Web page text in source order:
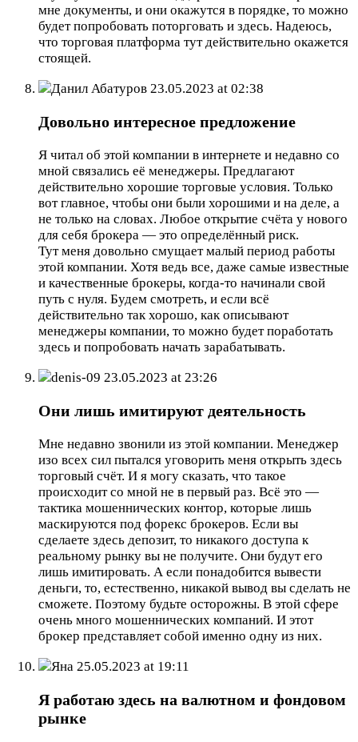
мне документы, и они окажутся в порядке, то можно
будет попробовать поторговать и здесь. Надеюсь,
что торговая платформа тут действительно окажется
стоящей.
Данил Абатуров 23.05.2023 at 02:38
Довольно интересное предложение
Я читал об этой компании в интернете и недавно со
мной связались её менеджеры. Предлагают
действительно хорошие торговые условия. Только
вот главное, чтобы они были хорошими и на деле, а
не только на словах. Любое открытие счёта у нового
для себя брокера — это определённый риск.
Тут меня довольно смущает малый период работы
этой компании. Хотя ведь все, даже самые известные
и качественные брокеры, когда-то начинали свой
путь с нуля. Будем смотреть, и если всё
действительно так хорошо, как описывают
менеджеры компании, то можно будет поработать
здесь и попробовать начать зарабатывать.
denis-09 23.05.2023 at 23:26
Они лишь имитируют деятельность
Мне недавно звонили из этой компании. Менеджер
изо всех сил пытался уговорить меня открыть здесь
торговый счёт. И я могу сказать, что такое
происходит со мной не в первый раз. Всё это —
тактика мошеннических контор, которые лишь
маскируются под форекс брокеров. Если вы
сделаете здесь депозит, то никакого доступа к
реальному рынку вы не получите. Они будут его
лишь имитировать. А если понадобится вывести
деньги, то, естественно, никакой вывод вы сделать не
сможете. Поэтому будьте осторожны. В этой сфере
очень много мошеннических компаний. И этот
брокер представляет собой именно одну из них.
Яна 25.05.2023 at 19:11
Я работаю здесь на валютном и фондовом
рынке